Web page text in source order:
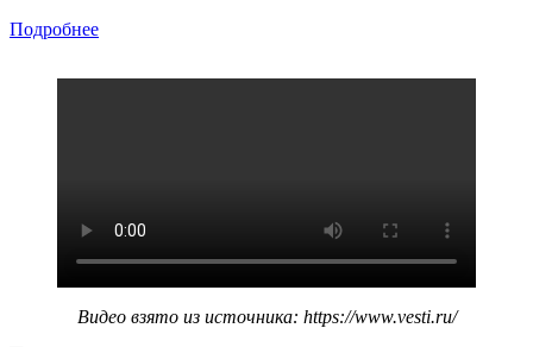
Подробнее
Видео взято из источника: https://www.vesti.ru/